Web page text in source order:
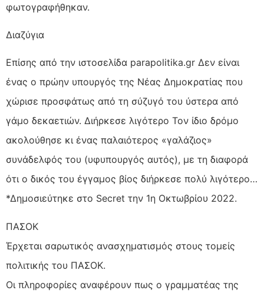
φωτογραφήθηκαν.
Διαζύγια
Επίσης από την ιστοσελίδα parapolitika.gr Δεν είναι
ένας ο πρώην υπουργός της Νέας Δημοκρατίας που
χώρισε προσφάτως από τη σύζυγό του ύστερα από
γάµο δεκαετιών. Διήρκεσε λιγότερο Τον ίδιο δρόµο
ακολούθησε κι ένας παλαιότερος «γαλάζιος»
συνάδελφός του (υφυπουργός αυτός), µε τη διαφορά
ότι ο δικός του έγγαµος βίος διήρκεσε πολύ λιγότερο…
*Δημοσιεύτηκε στο Secret την 1η Οκτωβρίου 2022.
ΠΑΣΟΚ
Έρχεται σαρωτικός ανασχηματισμός στους τομείς
πολιτικής του ΠΑΣΟΚ.
Οι πληροφορίες αναφέρουν πως ο γραμματέας της